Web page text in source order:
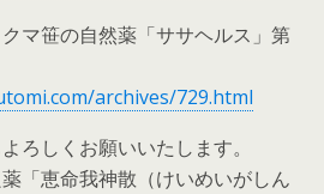
マ笹の自然薬「ササヘルス」第
archives/729.html
ろしくお願いいたします。
「恵命我神散（けいめいがしん